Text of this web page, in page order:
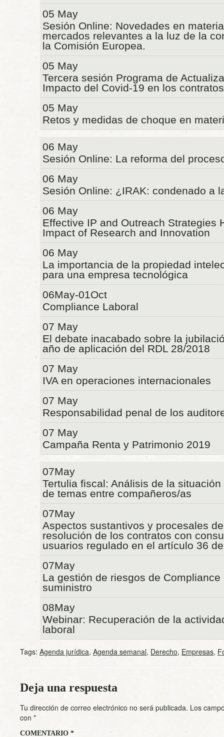
05 May
Sesión Online: Novedades en
mercados relevantes a la luz de la
la Comisión Europea.
05 May
Tercera sesión Programa de
Impacto del Covid-19 en los
05 May
Retos y medidas de choque en
06 May
Sesión Online: La reforma del
06 May
Sesión Online: ¿IRAK: condenado a
06 May
Effective IP and Outreach Strategies
Impact of Research and Innovation
06 May
La importancia de la propiedad
para una empresa tecnológica
06May-01Oct
Compliance Laboral
07 May
El debate inacabado sobre la
año de aplicación del RDL 28/2018
07 May
IVA en operaciones internacionales
07 May
Responsabilidad penal de los
07 May
Campaña Renta y Patrimonio 2019
07May
Tertulia fiscal: Análisis de la
de temas entre compañeros/as
07May
Aspectos sustantivos y procesales
resolución de los contratos con
usuarios regulado en el artículo 36
07May
La gestión de riesgos de
suministro
08May
Webinar: Recuperación de la
laboral
Tags: Agenda jurídica, Agenda semanal, Derecho, Empresas,
Deja una respuesta
Tu dirección de correo electrónico no será publicada. Los
con *
COMENTARIO *